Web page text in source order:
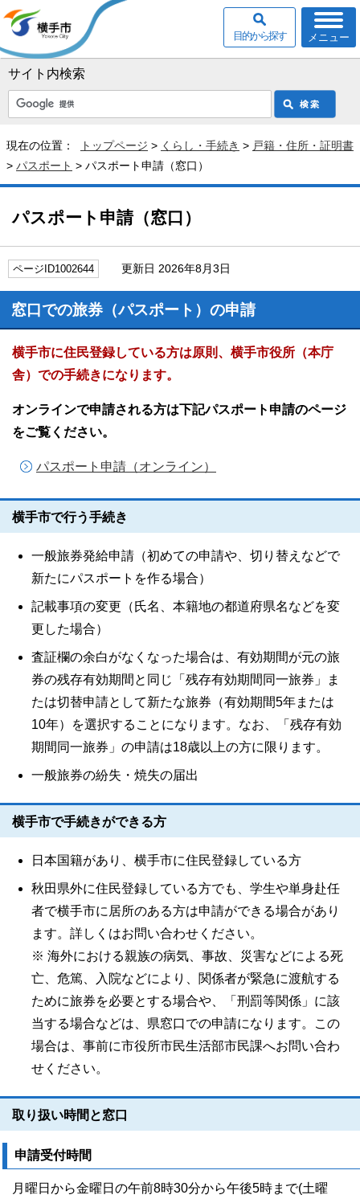
サイト内検索
メニュー
目的から探す
現在の位置： トップページ > くらし・手続き > 戸籍・住所・証明書
> パスポート > パスポート申請（窓口）
パスポート申請（窓口）
ページID1002644 更新日 2026年8月3日
窓口での旅券（パスポート）の申請
横手市に住民登録している方は原則、横手市役所（本庁
舎）での手続きになります。
オンラインで申請される方は下記パスポート申請のページ
をご覧ください。
パスポート申請（オンライン）
横手市で行う手続き
一般旅券発給申請（初めての申請や、切り替えなどで
新たにパスポートを作る場合）
記載事項の変更（氏名、本籍地の都道府県名などを変
更した場合）
査証欄の余白がなくなった場合は、有効期間が元の旅
券の残存有効期間と同じ「残存有効期間同一旅券」ま
たは切替申請として新たな旅券（有効期間5年または
10年）を選択することになります。なお、「残存有効
期間同一旅券」の申請は18歳以上の方に限ります。
一般旅券の紛失・焼失の届出
横手市で手続きができる方
日本国籍があり、横手市に住民登録している方
秋田県外に住民登録している方でも、学生や単身赴任
者で横手市に居所のある方は申請ができる場合があり
ます。詳しくはお問い合わせください。
※ 海外における親族の病気、事故、災害などによる死
亡、危篤、入院などにより、関係者が緊急に渡航する
ために旅券を必要とする場合や、「刑罰等関係」に該
当する場合などは、県窓口での申請になります。この
場合は、事前に市役所市民生活部市民課へお問い合わ
せください。
取り扱い時間と窓口
申請受付時間
月曜日から金曜日の午前8時30分から午後5時まで(土曜